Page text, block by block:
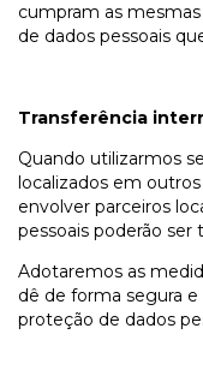
cumpram as
de dados pessoais
Transferência
Quando utilizarmos
localizados em
envolver parceiros
pessoais poderão
Adotaremos as
dê de forma segura
proteção de dados